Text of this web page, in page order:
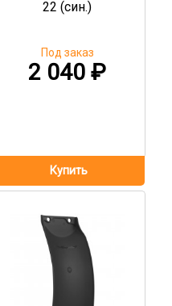
22 (син.)
2 040₽
Под заказ